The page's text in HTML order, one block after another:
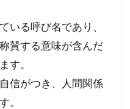
いる呼び名であり、
賛する意味が含んだ
す。
信がつき、人間関係
。